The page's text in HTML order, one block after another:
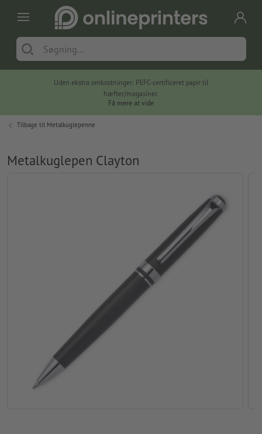
Uden ekstra omkostninger: PEFC-certificeret papir til
hæfter/magasiner.
Få mere at vide
Tilbage til Metalkuglepenne
Metalkuglepen Clayton